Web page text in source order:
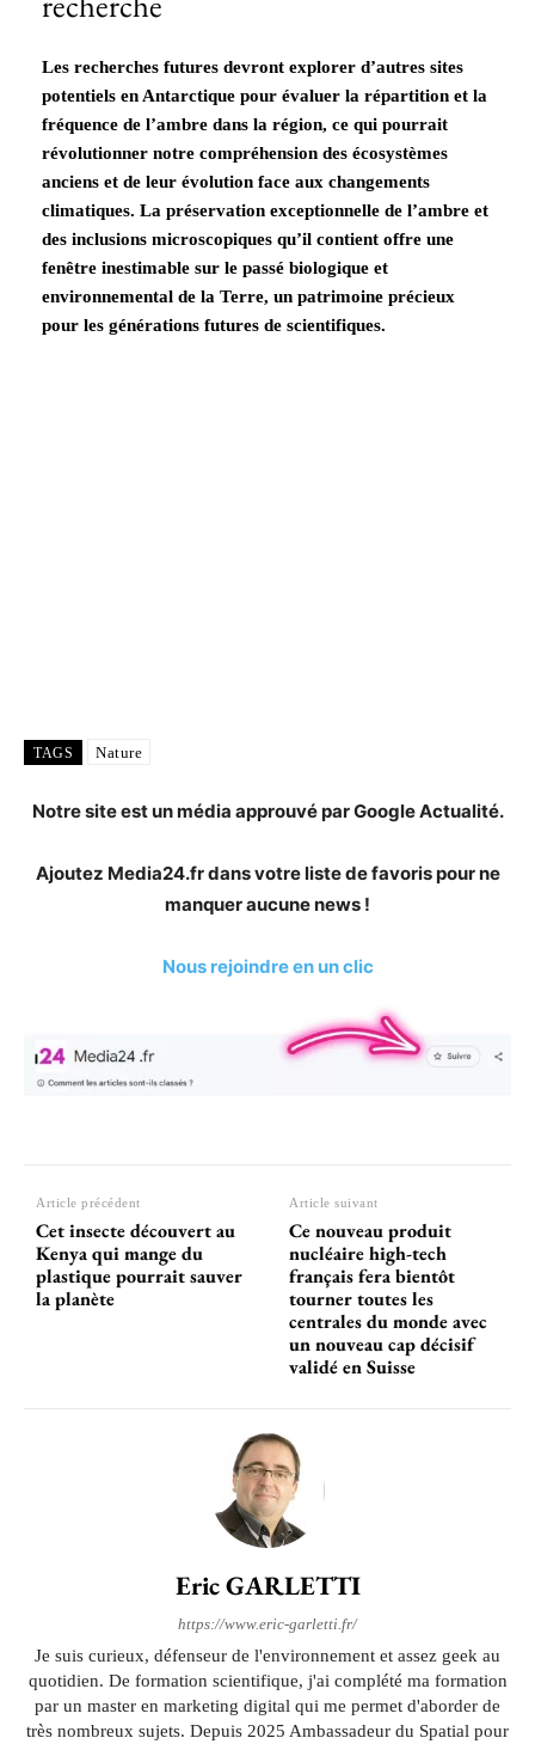
Les recherches futures devront explorer d’autres sites
potentiels en Antarctique pour évaluer la répartition et la
fréquence de l’ambre dans la région, ce qui pourrait
révolutionner notre compréhension des écosystèmes
anciens et de leur évolution face aux changements
climatiques. La préservation exceptionnelle de l’ambre et
des inclusions microscopiques qu’il contient offre une
fenêtre inestimable sur le passé biologique et
environnemental de la Terre, un patrimoine précieux
pour les générations futures de scientifiques.
TAGS Nature
Notre site est un média approuvé par Google Actualité.
Ajoutez Media24.fr dans votre liste de favoris pour ne
manquer aucune news !
Nous rejoindre en un clic
Article précédent
Cet insecte découvert au
Kenya qui mange du
plastique pourrait sauver
la planète
Article suivant
Ce nouveau produit
nucléaire high-tech
français fera bientôt
tourner toutes les
centrales du monde avec
un nouveau cap décisif
validé en Suisse
Eric GARLETTI
https://www.eric-garletti.fr/
Je suis curieux, défenseur de l'environnement et assez geek au
quotidien. De formation scientifique, j'ai complété ma formation
par un master en marketing digital qui me permet d'aborder de
très nombreux sujets. Depuis 2025 Ambassadeur du Spatial pour